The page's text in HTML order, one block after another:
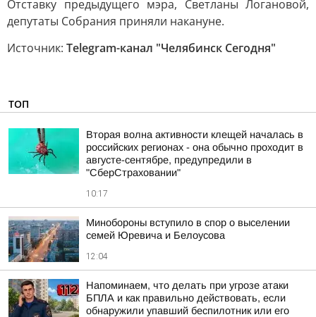
Отставку предыдущего мэра, Светланы Логановой,
депутаты Собрания приняли накануне.
Источник: Telegram-канал "Челябинск Сегодня"
ТОП
Вторая волна активности клещей началась в
российских регионах - она обычно проходит в
августе-сентябре, предупредили в
"СберСтраховании"
10:17
Минобороны вступило в спор о выселении
семей Юревича и Белоусова
12:04
Напоминаем, что делать при угрозе атаки
БПЛА и как правильно действовать, если
обнаружили упавший беспилотник или его